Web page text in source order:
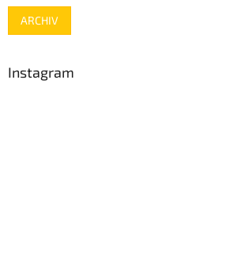
ARCHIV
Instagram